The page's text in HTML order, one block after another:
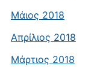
Μάιος 2018
Απρίλιος 2018
Μάρτιος 2018